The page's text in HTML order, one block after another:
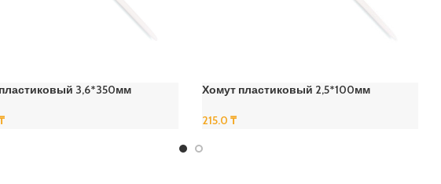
3,6*350мм Хомут пластиковый 2,5*100мм
215.0₸